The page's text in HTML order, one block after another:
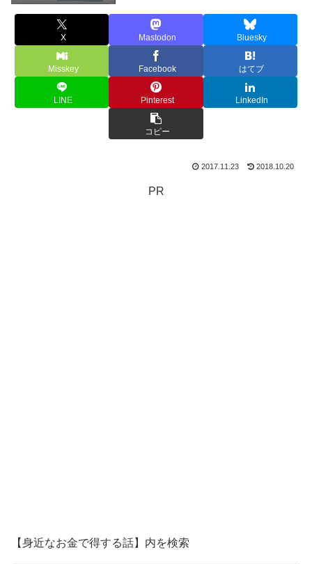
X Mastodon Bluesky
Misskey Facebook はてブ
LINE Pinterest LinkedIn
コピー
2017.11.23 2018.10.20
PR
【身近なお金で得する話】内を検索